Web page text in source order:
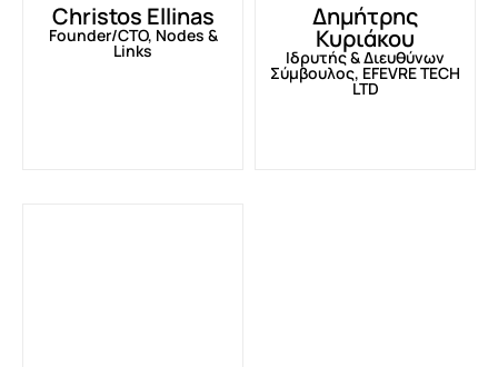
Christos Ellinas
Founder/CTO, Nodes &
Links
Δημήτρης
Κυριάκου
Ιδρυτής & Διευθύνων
Σύμβουλος, EFEVRE TECH
LTD